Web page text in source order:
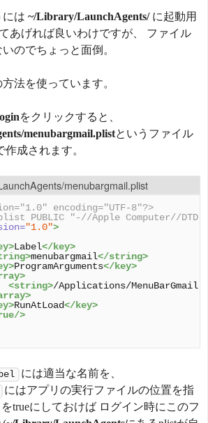
には ~/Library/LaunchAgents/に起動用
あげれば良いわけですが、 ファイル
のでちょっと面倒。
法を使っています。
をクリックすると、
menubargmail.plistというファイル
成されます。
menubargmail.plist
encoding="UTF-8"?>
plist PUBLIC "-//Apple Computer//
"1.0">
Label</key>
menubargmail</string>
ProgramArguments</key>
<string>/Applications/
RunAtLoad</key>
>
には適当な名前を、
にはアプリの実行ファイルの位置を指
をtrueにしておけば ログイン時にこのフ